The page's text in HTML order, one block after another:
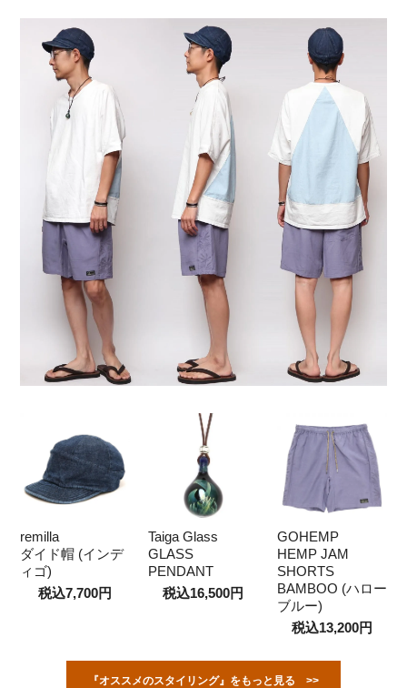
remilla
ダイド帽 (インデ
ィゴ)
税込7,700円
Taiga Glass
GLASS
PENDANT
税込16,500円
GOHEMP
HEMP JAM
SHORTS
BAMBOO (ハロー
ブルー)
税込13,200円
『オススメのスタイリング』をもっと見る >>